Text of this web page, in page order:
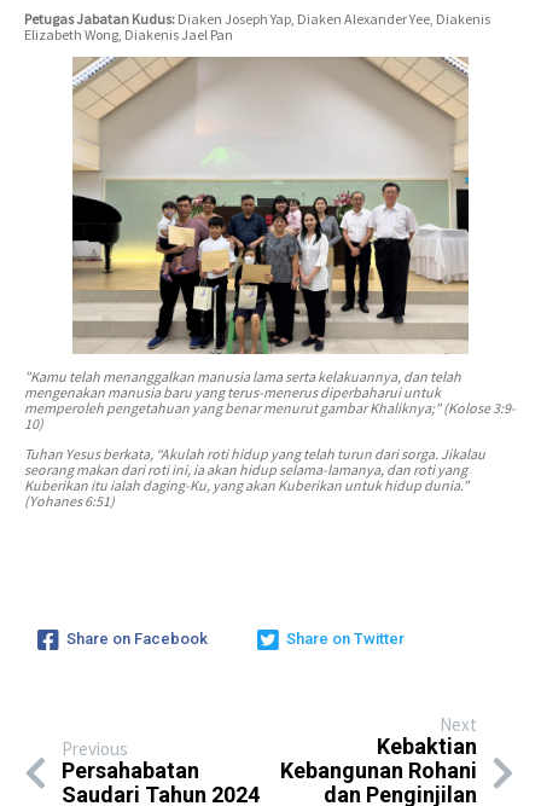
Petugas Jabatan Kudus: Diaken Joseph Yap, Diaken Alexander Yee, Diakenis
Elizabeth Wong, Diakenis Jael Pan
"Kamu telah menanggalkan manusia lama serta kelakuannya, dan telah
mengenakan manusia baru yang terus-menerus diperbaharui untuk
memperoleh pengetahuan yang benar menurut gambar Khaliknya;" (Kolose 3:9-
10)
Tuhan Yesus berkata, “Akulah roti hidup yang telah turun dari sorga. Jikalau
seorang makan dari roti ini, ia akan hidup selama-lamanya, dan roti yang
Kuberikan itu ialah daging-Ku, yang akan Kuberikan untuk hidup dunia.”
(Yohanes 6:51)
Share on Facebook Share on Twitter
Previous
Persahabatan
Saudari Tahun 2024
Next
Kebaktian
Kebangunan Rohani
dan Penginjilan